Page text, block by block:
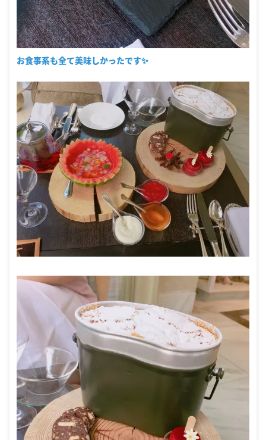
お食事系も全て美味しかったです✨